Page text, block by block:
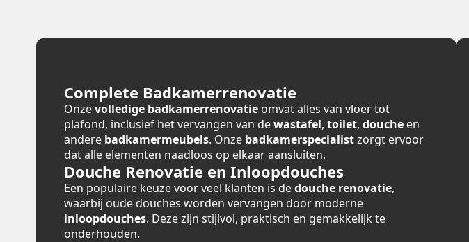
Complete Badkamerrenovatie
Onzevolledige badkamerrenovatie omvat alles van vloer tot
plafond, inclusief het vervangen van dewastafel, toilet, douche en
andere badkamermeubels. Onze badkamerspecialistzorgt ervoor
dat alle elementen naadloos op elkaar aansluiten.
Douche Renovatie en Inloopdouches
Een populaire keuze voor veel klanten is dedouche renovatie,
waarbij oude douches worden vervangen door moderne
inloopdouches. Deze zijn stijlvol, praktisch en gemakkelijk te
onderhouden.